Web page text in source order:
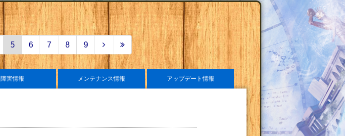
5 6 7 8 9
障害情報 メンテナンス情報 アップデート情報